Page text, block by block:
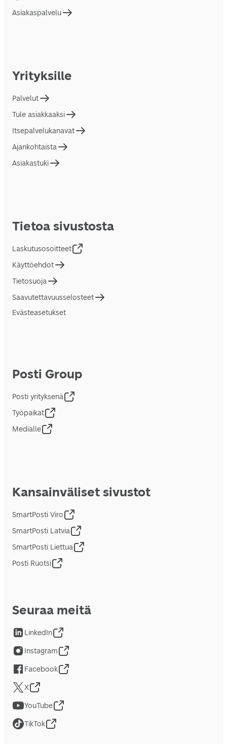
Asiakaspalvelu
Yrityksille
Palvelut
Tule asiakkaaksi
Itsepalvelukanavat
Ajankohtaista
Asiakastuki
Tietoa sivustosta
Laskutusosoitteet
Käyttöehdot
Tietosuoja
Saavutettavuusselosteet
Evästeasetukset
Posti Group
Posti yrityksenä
Työpaikat
Medialle
Kansainväliset sivustot
SmartPosti Viro
SmartPosti Latvia
SmartPosti Liettua
Posti Ruotsi
Seuraa meitä
LinkedIn
Instagram
Facebook
X
YouTube
TikTok